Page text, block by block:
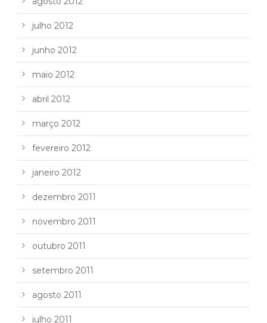
julho 2012
junho 2012
maio 2012
abril 2012
março 2012
fevereiro 2012
janeiro 2012
dezembro 2011
novembro 2011
outubro 2011
setembro 2011
agosto 2011
julho 2011